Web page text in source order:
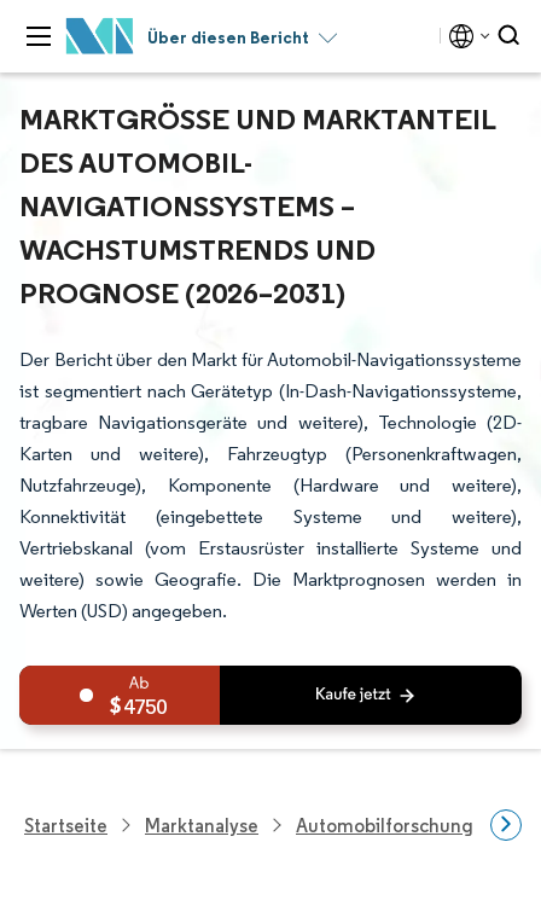
Über diesen Bericht
MARKTGRÖSSE UND MARKTANTEIL D
ES AUTOMOBIL-N
AVIGATIONSSYSTEMS – W
ACHSTUMSTRENDS UND P
ROGNOSE (2026–2031)
Der Bericht über den Markt für Automobil-Navigationssysteme
ist segmentiert nach Gerätetyp (In-Dash-Navigationssysteme,
tragbare Navigationsgeräte und weitere), Technologie (2D-
Karten und weitere), Fahrzeugtyp (Personenkraftwagen,
Nutzfahrzeuge), Komponente (Hardware und weitere),
Konnektivität (eingebettete Systeme und weitere),
Vertriebskanal (vom Erstausrüster installierte Systeme und
weitere) sowie Geografie. Die Marktprognosen werden in
Werten (USD) angegeben.
4750
Startseite Marktanalyse Automobilforschung